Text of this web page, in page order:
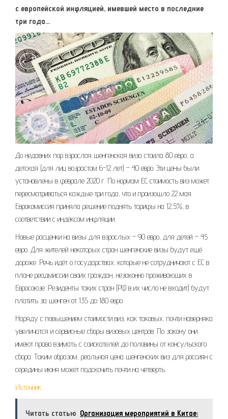
с европейской инфляцией, имевшей место в последние
три года…
До недавних пор взрослая шенгенская виза стоила 80 евро, а
детская (для лиц возрастом 6-12 лет) – 40 евро. Эти цены были
установлены в феврале 2020 г. По нормам ЕС стоимость виз может
пересматриваться каждые три года, что и произошло 22 мая.
Еврокомиссия приняла решение поднять тарифы на 12,5%, в
соответствии с индексом инфляции.
Новые расценки на визы для взрослых – 90 евро, для детей – 45
евро. Для жителей некоторых стран шенгенские визы будут ещё
дороже. Речь идёт о государствах, которые не сотрудничают с ЕС в
плане реадмиссии своих граждан, незаконно проживающих в
Евросоюзе. Резиденты таких стран (РФ в их число не входит) будут
платить за шенген от 135 до 180 евро.
Наряду с повышением стоимости виз, как таковых, почти наверняка
увеличатся и сервисные сборы визовых центров. По закону они
имеют право взимать с соискателей до половины от консульского
сбора. Таким образом, реальная цена шенгенских виз для россиян с
середины июня может подскочить почти на четверть.
Источник
Читать статью Организация мероприятий в Китае: